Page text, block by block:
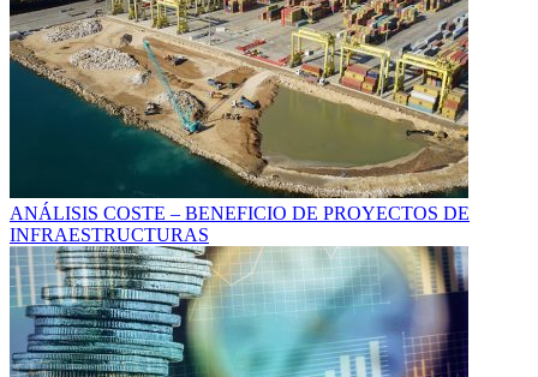
ANÁLISIS COSTE – BENEFICIO DE PROYECTOS DE
INFRAESTRUCTURAS